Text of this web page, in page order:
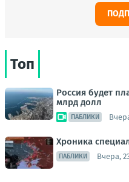
Топ
Россия будет
млрд долл
ПАБЛИКИ
Хроника
ПАБЛИКИ Вчера,